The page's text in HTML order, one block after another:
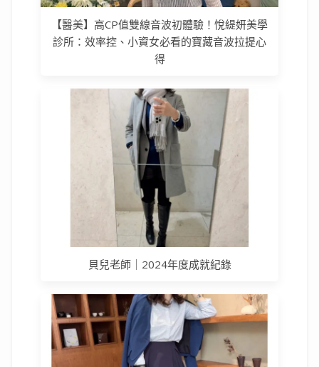
【醫美】高CP值雙線音波初體驗！悅緹妍美學
診所：效率控、小資女必看的寶藏音波拉提心
得
貝兒老師｜2024年度成就紀錄